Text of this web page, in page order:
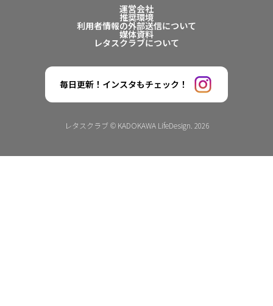
運営会社
推奨環境
利用者情報の外部送信について
媒体資料
レタスクラブについて
毎日更新！インスタもチェック！
レタスクラブ © KADOKAWA LifeDesign. 2026